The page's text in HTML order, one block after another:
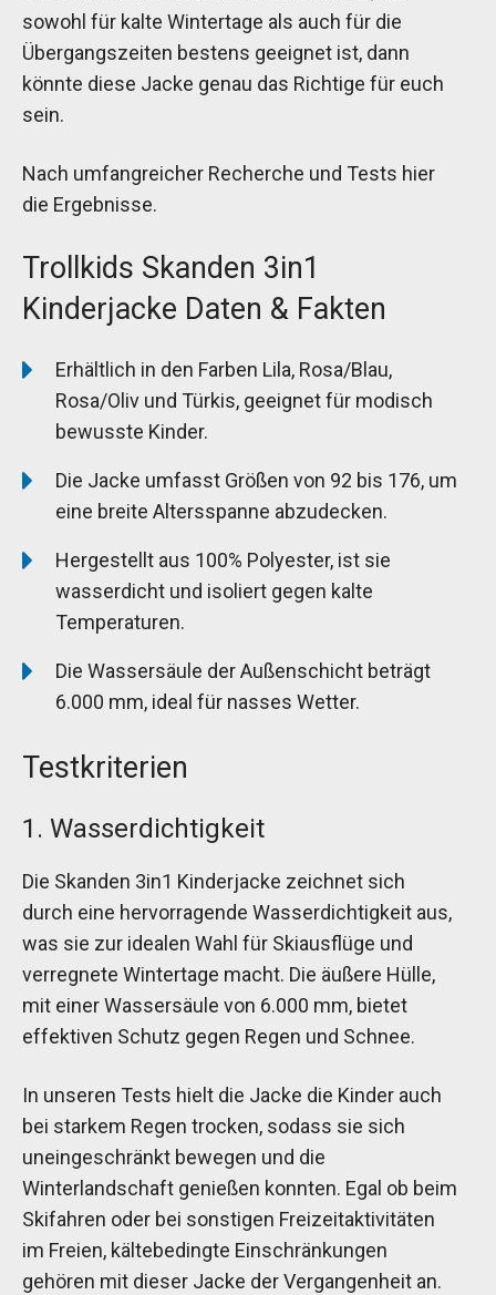
sowohl für kalte Wintertage als auch für die
Übergangszeiten bestens geeignet ist, dann
könnte diese Jacke genau das Richtige für euch
sein.
Nach umfangreicher Recherche und Tests hier
die Ergebnisse.
Trollkids Skanden 3in1
Kinderjacke Daten & Fakten
Erhältlich in den Farben Lila, Rosa/Blau,
Rosa/Oliv und Türkis, geeignet für modisch
bewusste Kinder.
Die Jacke umfasst Größen von 92 bis 176, um
eine breite Altersspanne abzudecken.
Hergestellt aus 100% Polyester, ist sie
wasserdicht und isoliert gegen kalte
Temperaturen.
Die Wassersäule der Außenschicht beträgt
6.000 mm, ideal für nasses Wetter.
Testkriterien
1. Wasserdichtigkeit
Die Skanden 3in1 Kinderjacke zeichnet sich
durch eine hervorragende Wasserdichtigkeit aus,
was sie zur idealen Wahl für Skiausflüge und
verregnete Wintertage macht. Die äußere Hülle,
mit einer Wassersäule von 6.000 mm, bietet
effektiven Schutz gegen Regen und Schnee.
In unseren Tests hielt die Jacke die Kinder auch
bei starkem Regen trocken, sodass sie sich
uneingeschränkt bewegen und die
Winterlandschaft genießen konnten. Egal ob beim
Skifahren oder bei sonstigen Freizeitaktivitäten
im Freien, kältebedingte Einschränkungen
gehören mit dieser Jacke der Vergangenheit an.